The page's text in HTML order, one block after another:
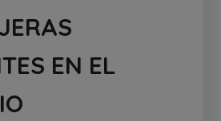
EN EL